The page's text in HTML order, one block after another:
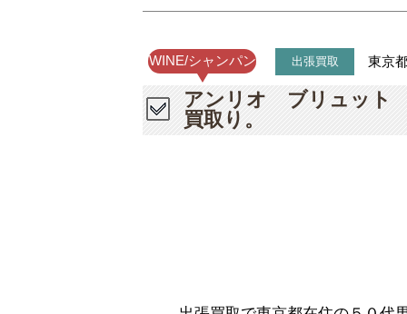
WINE/シャンパン 出張買取 東京
アンリオ ブリュット
買取り。